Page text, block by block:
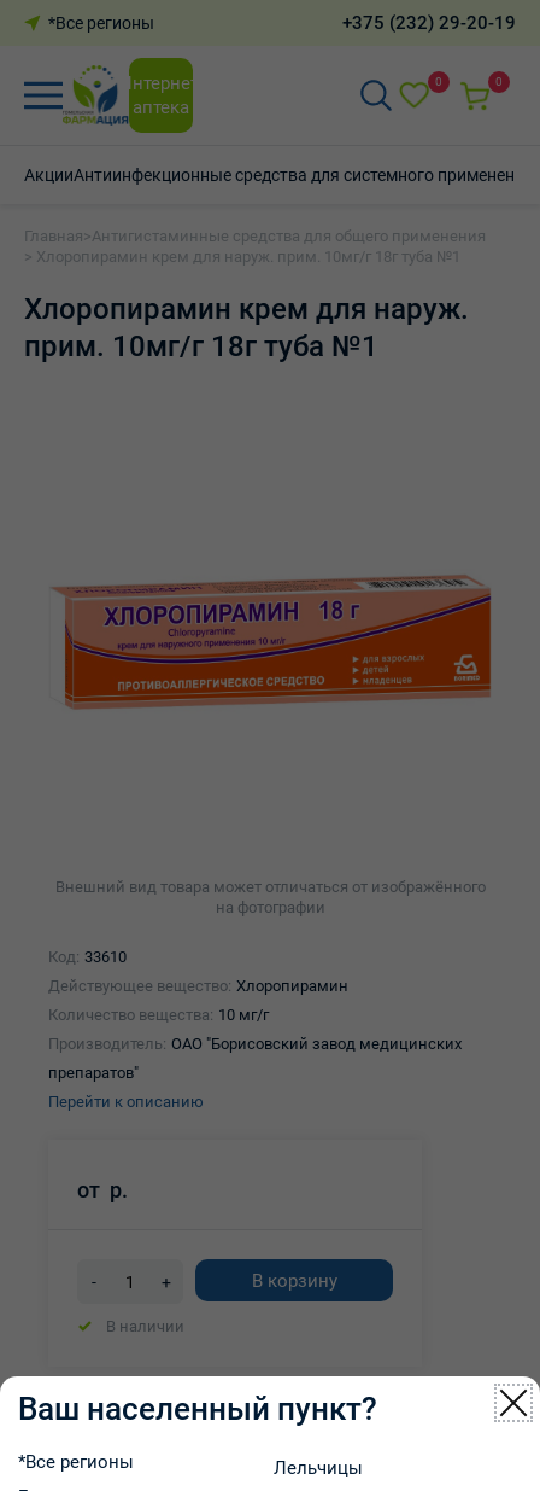
*Все регионы +375 (232) 29-20-19
Интернет-
аптека
0 0
АкцииАнтиинфекционные средства для системного применения
Главная >Антигистаминные средства для общего применения
> Хлоропирамин крем для наруж. прим. 10мг/г 18г туба №1
Хлоропирамин крем для наруж.
прим. 10мг/г 18г туба №1
Внешний вид товара может отличаться от изображённого
на фотографии
Код: 33610
Действующее вещество: Хлоропирамин
Количество вещества: 10 мг/г
Производитель: ОАО "Борисовский завод медицинских
препаратов"
Перейти к описанию
от р.
- + В корзину
В наличии
самовывоза
Ваш населенный пункт?
*Все регионы
Лельчицы